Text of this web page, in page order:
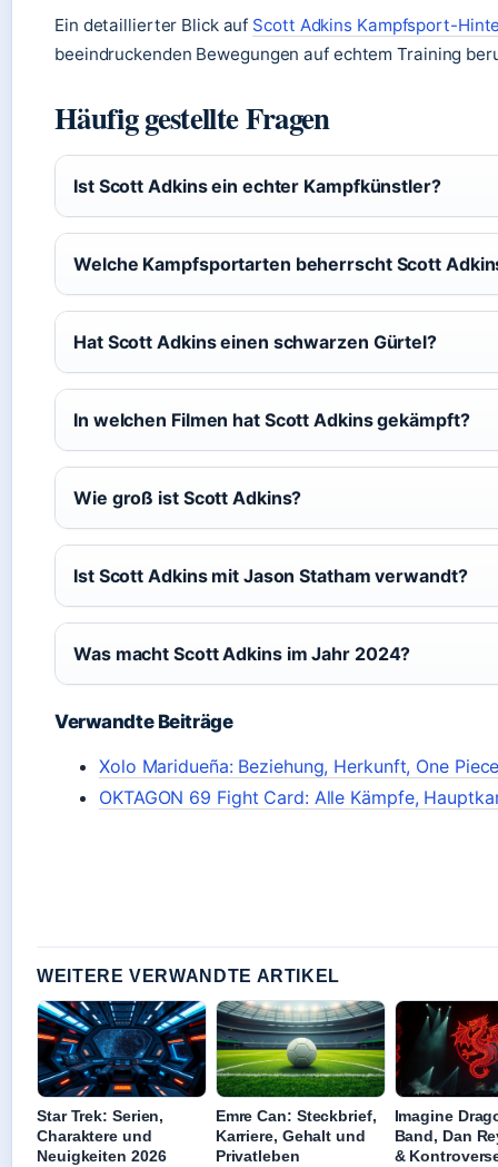
Ein detaillierter Blick auf Scott Adkins Kampfsport-
beeindruckenden Bewegungen auf echtem Training
Häufig gestellte Fragen
Ist Scott Adkins ein echter Kampfkünstler?
Welche Kampfsportarten beherrscht Scott
Hat Scott Adkins einen schwarzen Gürtel?
In welchen Filmen hat Scott Adkins gekämpft?
Wie groß ist Scott Adkins?
Ist Scott Adkins mit Jason Statham verwandt?
Was macht Scott Adkins im Jahr 2024?
Verwandte Beiträge
Xolo Maridueña: Beziehung, Herkunft, One
OKTAGON 69 Fight Card: Alle Kämpfe,
WEITERE VERWANDTE ARTIKEL
Star Trek: Serien,
Charaktere und
Neuigkeiten 2026
Emre Can: Steckbrief,
Karriere, Gehalt und
Privatleben
Imagine
Band, Dan
&